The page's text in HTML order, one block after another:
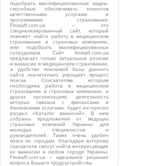
подобрать квалифицированные кадры,
способные обеспечивать клиентов
качественными услугами и
программами страхования.
Finstaff.com.ua – это
специализированный сайт, который
поможет найти работу в медицинском
страховании в страховых компаниях,
или подобрать квалифицированных
сотрудников. Сайт finstaff.com.ua
предлагает только актуальные резюме
и вакансии в медицинском страховании,
а удобство поисковой базы данного
сайта значительно упрощает процесс
поиска. Соискателям, которым
необходима работа в медицинском
страховании в страховых компаниях, и
других организациях, деятельность
которых связана с финансами и
банковскими услугами, будет интересен
раздел «Каталог вакансий». В нем
собраны предложения от ведущих
страховых компаний Украины для
молодых специалистов и
руководителей. Также очень удобен
поиск по городам, благодаря которому
соискатели смогут найти интересующие
их вакансии в любом городе Украины.
Finstaff.com.ua – идеальное решение
вопроса Вашего трудоустройства.